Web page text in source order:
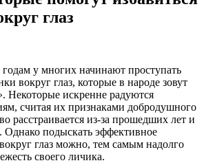
глаз
у многих начинают проступать
вокруг глаз, которые в народе зовут
Некоторые искренне радуются
считая их признаками добродушного
расстраивается из-за прошедших лет и
Однако подыскать эффективное
глаз можно, тем самым надолго
своего личика.